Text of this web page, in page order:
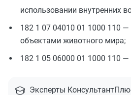
использовании внутренних
182 1 07 04010 01 1000 110 —
объектами животного мира;
182 1 05 06000 01 1000 110
Эксперты